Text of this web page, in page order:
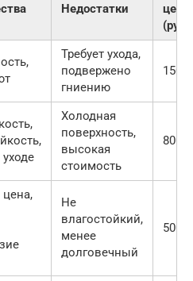
Недостатки
цена
(руб.)
Требует ухода,
подвержено
гниению
Холодная
поверхность,
высокая
стоимость
800-
Не
влагостойкий,
менее
долговечный
500-